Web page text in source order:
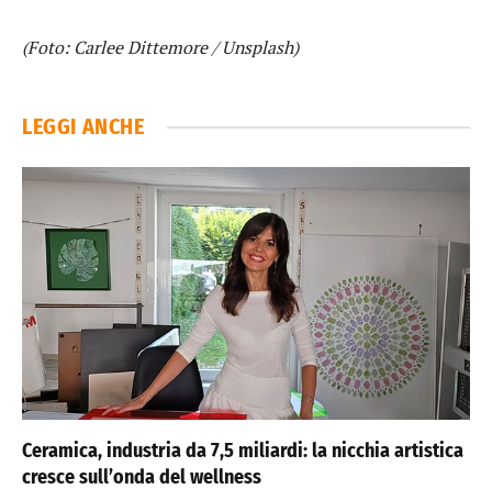
(Foto: Carlee Dittemore / Unsplash)
LEGGI ANCHE
Ceramica, industria da 7,5 miliardi: la nicchia artistica
cresce sull’onda del wellness